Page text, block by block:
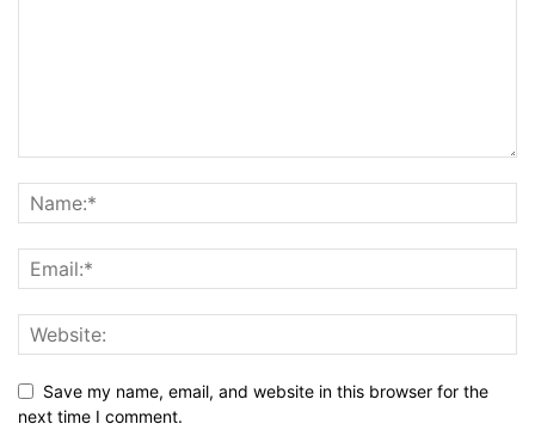
Save my name, email, and website in this browser for the
next time I comment.